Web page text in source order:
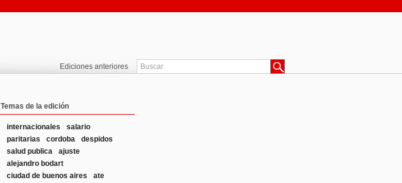
Ediciones anteriores
Temas de la edición
internacionales
salario
paritarias
cordoba
despidos
salud publica
ajuste
alejandro bodart
ciudad de buenos aires
ate